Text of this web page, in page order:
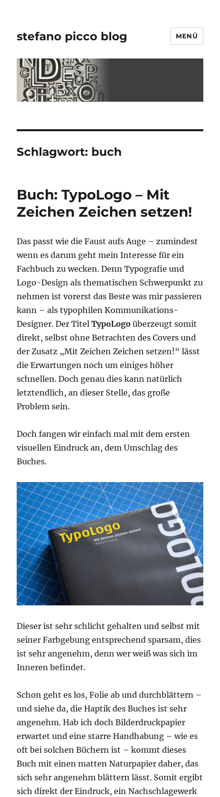
stefano picco blog MENÜ
Schlagwort: buch
Buch: TypoLogo – Mit
Zeichen Zeichen setzen!
Das passt wie die Faust aufs Auge – zumindest
wenn es darum geht mein Interesse für ein
Fachbuch zu wecken. Denn Typografie und
Logo-Design als thematischen Schwerpunkt zu
nehmen ist vorerst das Beste was mir passieren
kann – als typophilen Kommunikations-
Designer. Der TitelTypoLogo überzeugt somit
direkt, selbst ohne Betrachten des Covers und
der Zusatz „Mit Zeichen Zeichen setzen!“ lässt
die Erwartungen noch um einiges höher
schnellen. Doch genau dies kann natürlich
letztendlich, an dieser Stelle, das große
Problem sein.
Doch fangen wir einfach mal mit dem ersten
visuellen Eindruck an, dem Umschlag des
Buches.
Dieser ist sehr schlicht gehalten und selbst mit
seiner Farbgebung entsprechend sparsam, dies
ist sehr angenehm, denn wer weiß was sich im
Inneren befindet.
Schon geht es los, Folie ab und durchblättern –
und siehe da, die Haptik des Buches ist sehr
angenehm. Hab ich doch Bilderdruckpapier
erwartet und eine starre Handhabung – wie es
oft bei solchen Büchern ist – kommt dieses
Buch mit einen matten Naturpapier daher, das
sich sehr angenehm blättern lässt. Somit ergibt
sich direkt der Eindruck, ein Nachschlagewerk